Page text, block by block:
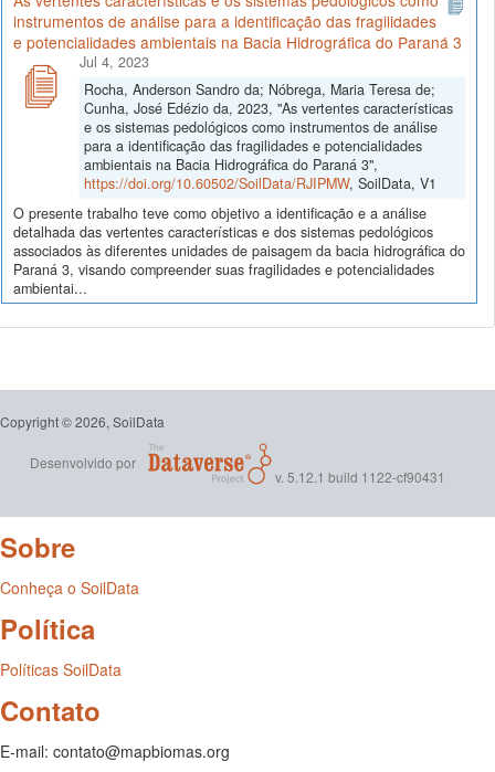
instrumentos de análise para a identificação das fragilidades
e potencialidades ambientais na Bacia Hidrográfica do Paraná 3
Jul 4, 2023
Rocha, Anderson Sandro da; Nóbrega, Maria Teresa de;
Cunha, José Edézio da, 2023, "As vertentes características
e os sistemas pedológicos como instrumentos de análise
para a identificação das fragilidades e potencialidades
ambientais na Bacia Hidrográfica do Paraná 3",
https://doi.org/10.60502/SoilData/RJIPMW, SoilData, V1
O presente trabalho teve como objetivo a identificação e a análise
detalhada das vertentes características e dos sistemas pedológicos
associados às diferentes unidades de paisagem da bacia hidrográfica do
Paraná 3, visando compreender suas fragilidades e potencialidades
ambientai...
Copyright © 2026, SoilData
Desenvolvido por
v. 5.12.1 build 1122-cf90431
Sobre
Conheça o SoilData
Política
Políticas SoilData
Contato
E-mail: contato@mapbiomas.org